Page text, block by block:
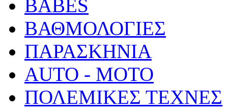
BABES
ΒΑΘΜΟΛΟΓΙΕΣ
ΠΑΡΑΣΚΗΝΙΑ
AUTO - MOTO
ΠΟΛΕΜΙΚΕΣ ΤΕΧΝΕΣ